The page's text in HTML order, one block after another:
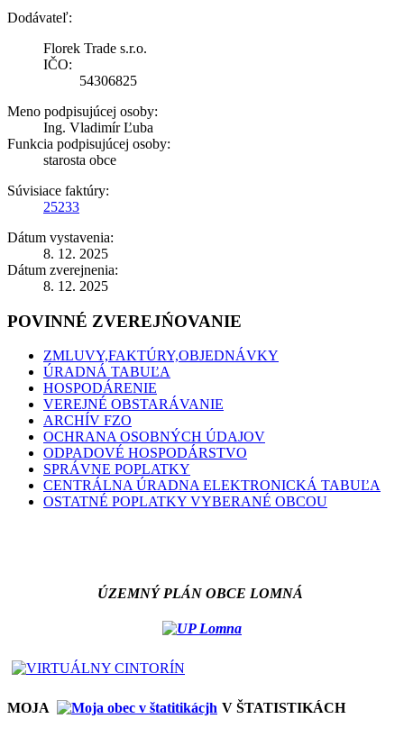
Dodávateľ:
Florek Trade s.r.o.
IČO:
54306825
Meno podpisujúcej osoby:
Ing. Vladimír Ľuba
Funkcia podpisujúcej osoby:
starosta obce
Súvisiace faktúry:
25233
Dátum vystavenia:
8. 12. 2025
Dátum zverejnenia:
8. 12. 2025
POVINNÉ ZVEREJŃOVANIE
ZMLUVY,FAKTÚRY,OBJEDNÁVKY
ÚRADNÁ TABUĽA
HOSPODÁRENIE
VEREJNÉ OBSTARÁVANIE
ARCHÍV FZO
OCHRANA OSOBNÝCH ÚDAJOV
ODPADOVÉ HOSPODÁRSTVO
SPRÁVNE POPLATKY
CENTRÁLNA ÚRADNA ELEKTRONICKÁ TABUĽA
OSTATNÉ POPLATKY VYBERANÉ OBCOU
ÚZEMNÝ PLÁN OBCE LOMNÁ
MOJA V ŠTATISTIKÁCH